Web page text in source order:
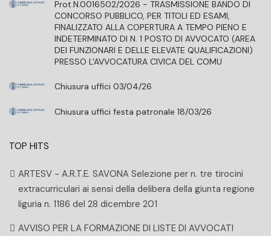
Prot.N.0016502/2026 - TRASMISSIONE BANDO DI
CONCORSO PUBBLICO, PER TITOLI ED ESAMI,
FINALIZZATO ALLA COPERTURA A TEMPO PIENO E
INDETERMINATO DI N. 1 POSTO DI AVVOCATO (AREA
DEI FUNZIONARI E DELLE ELEVATE QUALIFICAZIONI)
PRESSO L'AVVOCATURA CIVICA DEL COMU
Chiusura uffici 03/04/26
Chiusura uffici festa patronale 18/03/26
TOP HITS
ARTESV - A.R.T.E. SAVONA Selezione per n. tre tirocini
extracurriculari ai sensi della delibera della giunta regione
liguria n. 1186 del 28 dicembre 201
AVVISO PER LA FORMAZIONE DI LISTE DI AVVOCATI